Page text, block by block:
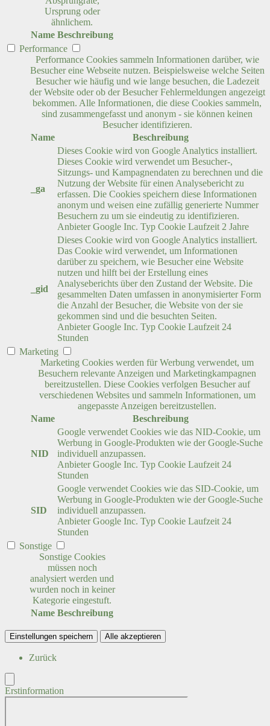
Ursprung oder
ähnlichem.
Name Beschreibung
Performance
Performance Cookies sammeln Informationen darüber, wie
Besucher eine Webseite nutzen. Beispielsweise welche Seiten
Besucher wie häufig und wie lange besuchen, die Ladezeit
der Website oder ob der Besucher Fehlermeldungen angezeigt
bekommen. Alle Informationen, die diese Cookies sammeln,
sind zusammengefasst und anonym - sie können keinen
Besucher identifizieren.
Name
Beschreibung
_ga
Dieses Cookie wird von Google Analytics installiert.
Dieses Cookie wird verwendet um Besucher-,
Sitzungs- und Kampagnendaten zu berechnen und die
Nutzung der Website für einen Analysebericht zu
erfassen. Die Cookies speichern diese Informationen
anonym und weisen eine zufällig generierte Nummer
Besuchern zu um sie eindeutig zu identifizieren.
Anbieter Google Inc. Typ Cookie Laufzeit 2 Jahre
_gid
Dieses Cookie wird von Google Analytics installiert.
Das Cookie wird verwendet, um Informationen
darüber zu speichern, wie Besucher eine Website
nutzen und hilft bei der Erstellung eines
Analyseberichts über den Zustand der Website. Die
gesammelten Daten umfassen in anonymisierter Form
die Anzahl der Besucher, die Website von der sie
gekommen sind und die besuchten Seiten.
Anbieter Google Inc. Typ Cookie Laufzeit 24
Stunden
Marketing
Marketing Cookies werden für Werbung verwendet, um
Besuchern relevante Anzeigen und Marketingkampagnen
bereitzustellen. Diese Cookies verfolgen Besucher auf
verschiedenen Websites und sammeln Informationen, um
angepasste Anzeigen bereitzustellen.
Name
Beschreibung
NID
Google verwendet Cookies wie das NID-Cookie, um
Werbung in Google-Produkten wie der Google-Suche
individuell anzupassen.
Anbieter Google Inc. Typ Cookie Laufzeit 24
Stunden
SID
Google verwendet Cookies wie das SID-Cookie, um
Werbung in Google-Produkten wie der Google-Suche
individuell anzupassen.
Anbieter Google Inc. Typ Cookie Laufzeit 24
Stunden
Sonstige
Sonstige Cookies
müssen noch
analysiert werden und
wurden noch in keiner
Kategorie eingestuft.
Name Beschreibung
Einstellungen speichern Alle akzeptieren
Zurück
Erstinformation